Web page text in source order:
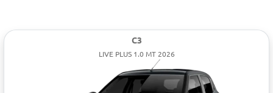
C3
LIVE PLUS 1.0 MT 2026